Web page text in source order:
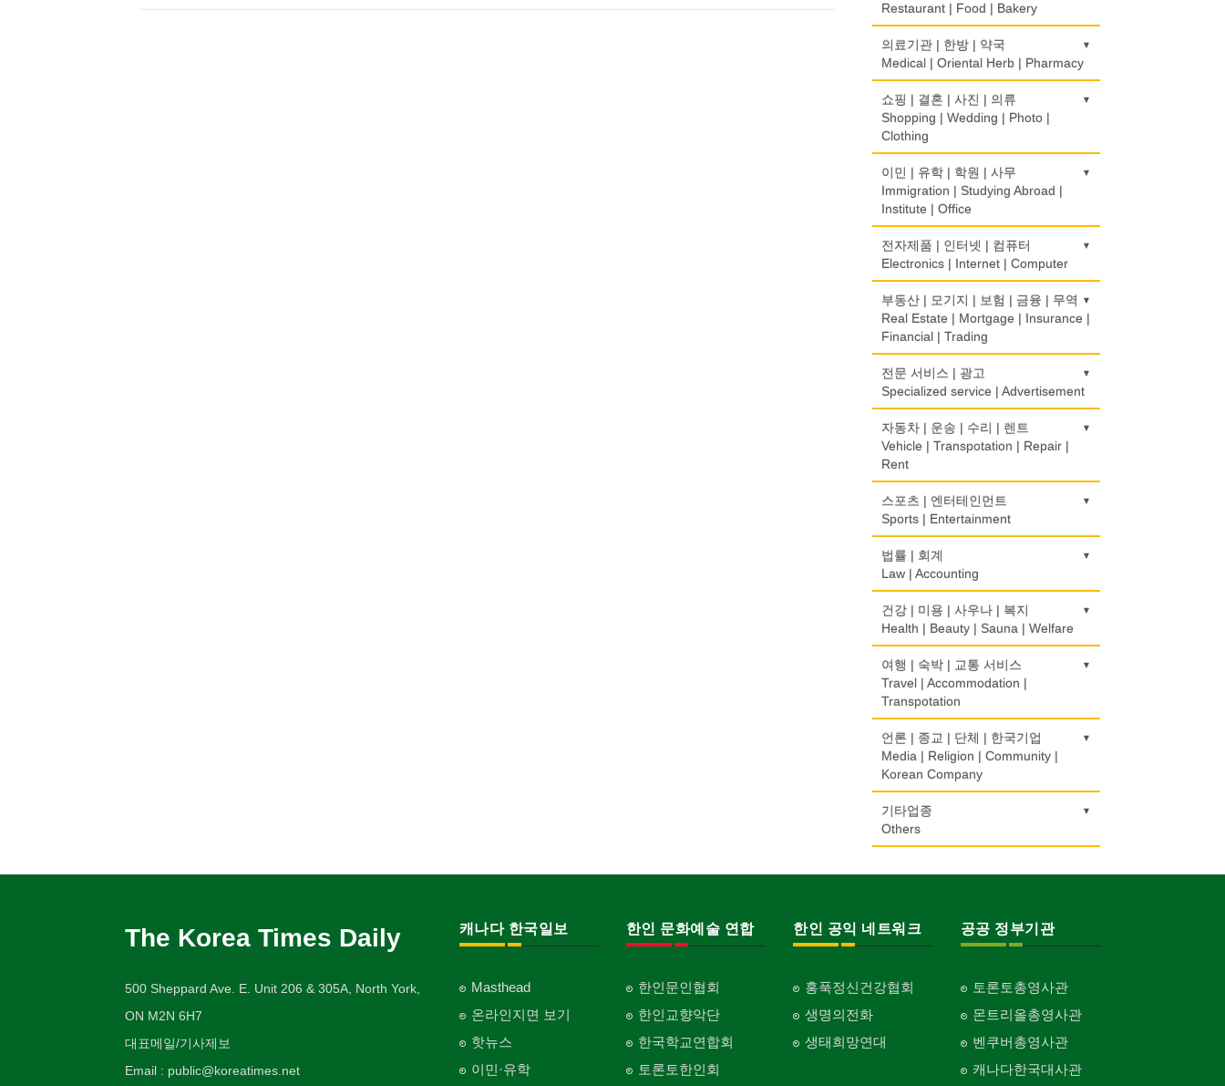
Restaurant | Food | Bakery
농장
Farm
떡집/방앗간
Rice Cake
생선가게
식당/레스토랑/음식점
Restaurant
식당장비
Food Equipment
식품점
Korean Food
Food Manufacturing
와인제조
정육점
Meat Market
제과점
Bakery
식품도매
Food Distributors
의료기관 | 한방 | 약국
Medical | Oriental Herb | Pharmacy
의사-검안의
Optometrist
Hearing Aid
비데
Bidet
심리/정신상담
Psychologist/Psychiatrist
안경점
Optical Stores
의료기구
Medical Instruments
Denturist
한의원/한약
Oriental Herb/Acupuncture
약국
Pharmacy
의사-내과
Internal Medicine
의사-물리치료/카이로 프랙터
Physiotherapy/Chiropractic Clinic
의사-비뇨기과
Urologist
의사-산부인과
의사-성형외과
Cosmetic Surgeon
의사-수의사
Veterinarian
Surgeon
Dentist/Dental Surgeon
Family Doctor
쇼핑 | 결혼 | 사진 | 의류
Shopping | Wedding | Photo |
Clothing
한복집
Korean Costume
Glass/Mirror/Frame
의류/아동복
결혼/폐백
Wedding
인터넷 쇼핑
Internet Shopping
결혼상담
Marriage Consulting
Florist
모피점
백화점/선물센터
보석/귀금속/시계
Jeweler/Jeweller
비디오-사진/촬영/편집/공급
Video Service
사진촬영
Photo Studio
애완동물용품
양복점
이불
웨딩서비스
Bridal Fashion/Wedding Service
자수
이민 | 유학 | 학원 | 사무
Immigration | Studying Abroad |
Institute | Office
이민/유학
Immigration/Studying Abroad
사무기기
Office Equipment
사무용품/문방구
서점
운전학원
Driving School
한글학교
Korean Language School
하숙
Boarding House
School/Academy
Private Lesson-Sport
개인지도-음악
Private Lesson-Music
개인지도-옷수선
Private Lesson-Alteration
개인지도-어학/수학
Private Lesson-Language/Math
Private Lesson-Calligraphy
Private Lesson-Art/Photograph
개인지도-꽃꽂이
Private Lesson-Etc
전자제품 | 인터넷 | 컴퓨터
Electronics | Internet | Computer
금전등록기
Cash Register
Internet Service/Cafe
전자제품 판매/수리
Electronic Goods Sales/Repair
전화/통신 서비스
Telephone/Communication Service
컴퓨터 판매/수리
Computer Sales/Repair
부동산 | 모기지 | 보험 | 금융 | 무역
Real Estate | Mortgage | Insurance |
Financial | Trading
도매
Wholesale
모기지
Mortgage
무역
International Trade
보험/재정/투자
부동산 관리
Property Management
채무조정
Bankruptcy
부동산
Real Estate
Bank/Financing Service
전문 서비스 | 광고
Specialized service | Advertisement
광고/그래픽 디자인
Advertising/Graphic Design
Advertising Agency
경보/도난방지
묘지/비석
빨래방/세탁
Coin Laundry/Dry cleaning
상패/트로피
Medal/Trophy
세탁장비
Dry cleaning Equipment
악기사
열쇠
보석감정사
인쇄
장의사
자동차 | 운송 | 수리 | 렌트
Vehicle | Transpotation | Repair |
Rent
운송/통관/이삿짐
Transportation/Moving
택배
Courier Service
Taxi Service
Automobile/Car
자동차-렌트
Car Rental
자동차-바디샵
Autobody Shop
자동차-정비
Autobody Maintenance/Repair
Tire
Sales/Lease
스포츠 | 엔터테인먼트
Sports | Entertainment
골프장비
Golf Equipment
골프장
Golf/Country Club
가라오케/노래방/카페
Karaoke/Cafe
단센터
당구장
Billiard Club
볼링장
Bowling Alley
Video Rental
Sporting Goods
Hobby/Leisure
법률 | 회계
Law | Accounting
교통위반티켓
Traffic Ticket
공인회계사(CPA)
CPA
번역/통역/이력서
Translation/Interpretation/Resume
Service
변호사/법률서비스
회계업무
Accounting Service
건강 | 미용 | 사우나 | 복지
Health | Beauty | Sauna | Welfare
건강상담/식품/정보
Health Counseling/Food/Information
Medical Equipment
마사지/지압
Massage
미용실/이발관
Beauty Salon/Barber Shop
Welfare Consulting
Spring Water/Water Purifier
양로원/요양원
Nursing Home
여행 | 숙박 | 교통 서비스
Travel | Accommodation |
Transpotation
호텔/모텔/숙박
Hotel/Motel
Travel/Tour
언론 | 종교 | 단체 | 한국기업
Media | Religion | Community |
Korean Company
기도원/수양관
Retreat Centre
Korean Businessmen's Association
Buddhist Temple
Religion-Other
한국일보 본사 및 지국
기타업종
Others
Shoe Repair
ETC
Apartment
The Korea Times Daily
500 Sheppard Ave. E. Unit 206 & 305A, North York,
ON M2N 6H7
대표메일/기사제보
Email : public@koreatimes.net
캐나다 한국일보
Masthead
온라인지면 보기
핫뉴스
이민·유학
한인 문화예술 연합
한인문인협회
한인교향악단
한국학교연합회
토론토한인회
한인 공익 네트워크
홍푹정신건강협회
생명의전화
생태희망연대
공공 정부기관
토론토총영사관
몬트리올총영사관
벤쿠버총영사관
캐나다한국대사관